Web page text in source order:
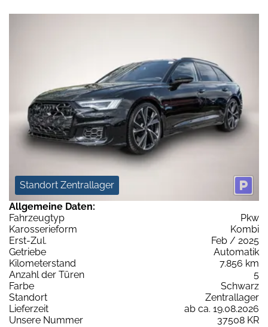
Standort Zentrallager
Allgemeine Daten:
Fahrzeugtyp
Pkw
Karosserieform
Kombi
Erst-Zul.
Feb / 2025
Getriebe
Automatik
Kilometerstand
7.856 km
Anzahl der Türen
5
Farbe
Schwarz
Standort
Zentrallager
Lieferzeit
ab ca. 19.08.2026
Unsere Nummer
37508 KR